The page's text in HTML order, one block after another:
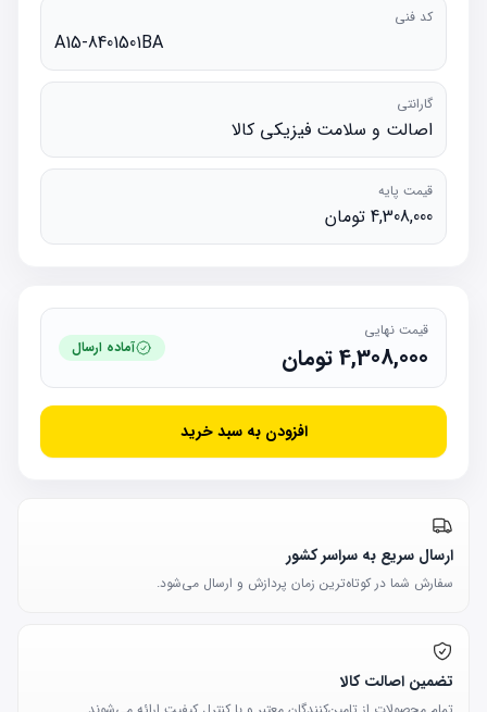
کد فنی
A15-8401501BA
گارانتی
اصالت و سلامت فیزیکی کالا
قیمت پایه
4,308,000 تومان
قیمت نهایی
4,308,000تومان آماده ارسال
افزودن به سبد خرید
ارسال سریع به سراسر کشور
سفارش شما در کوتاه‌ترین زمان پردازش و ارسال می‌شود.
تضمین اصالت کالا